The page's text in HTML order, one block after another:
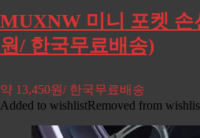
MUXNW 미니 포켓 손
원/ 한국무료배송)
약 13,450원/ 한국무료배송
Added to wishlistRemoved from